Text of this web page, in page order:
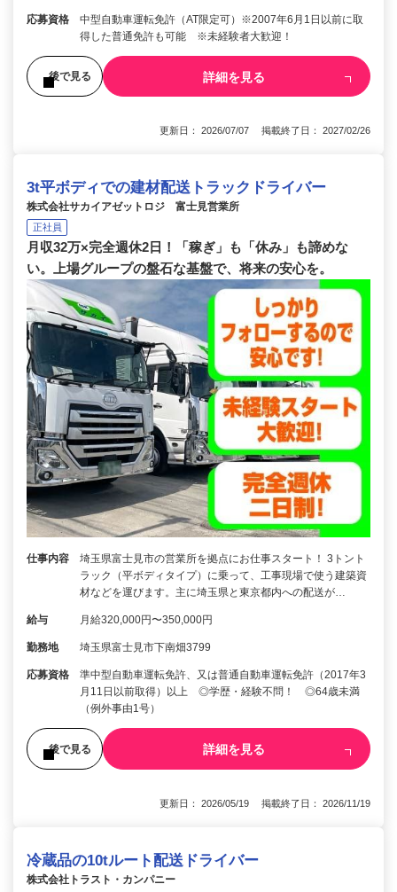
応募資格
中型自動車運転免許（AT限定可）※2007年6月1日以前に取
得した普通免許も可能 ※未経験者大歓迎！
後で見る 詳細を見る
更新日： 2026/07/07 掲載終了日： 2027/02/26
3t平ボディでの建材配送トラックドライバー
株式会社サカイアゼットロジ 富士見営業所
正社員
月収32万×完全週休2日！「稼ぎ」も「休み」も諦めな
い。上場グループの盤石な基盤で、将来の安心を。
仕事内容
埼玉県富士見市の営業所を拠点にお仕事スタート！ 3トント
ラック（平ボディタイプ）に乗って、工事現場で使う建築資
材などを運びます。主に埼玉県と東京都内への配送が…
給与 月給320,000円〜350,000円
勤務地 埼玉県富士見市下南畑3799
応募資格
準中型自動車運転免許、又は普通自動車運転免許（2017年3
月11日以前取得）以上 ◎学歴・経験不問！ ◎64歳未満
（例外事由1号）
後で見る 詳細を見る
更新日： 2026/05/19 掲載終了日： 2026/11/19
冷蔵品の10tルート配送ドライバー
株式会社トラスト・カンパニー